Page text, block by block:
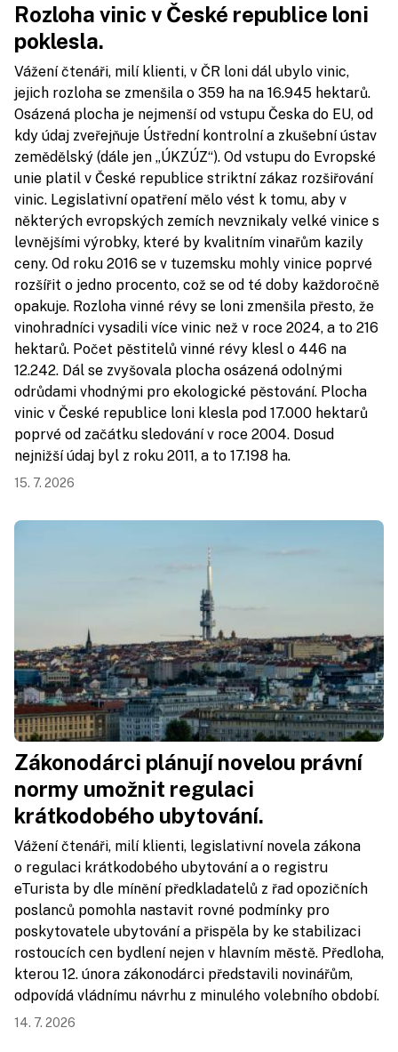
Rozloha vinic v České republice loni
poklesla.
Vážení čtenáři, milí klienti, v ČR loni dál ubylo vinic,
jejich rozloha se zmenšila o 359 ha na 16.945 hektarů.
Osázená plocha je nejmenší od vstupu Česka do EU, od
kdy údaj zveřejňuje Ústřední kontrolní a zkušební ústav
zemědělský (dále jen „ÚKZÚZ“). Od vstupu do Evropské
unie platil v České republice striktní zákaz rozšiřování
vinic. Legislativní opatření mělo vést k tomu, aby v
některých evropských zemích nevznikaly velké vinice s
levnějšími výrobky, které by kvalitním vinařům kazily
ceny. Od roku 2016 se v tuzemsku mohly vinice poprvé
rozšířit o jedno procento, což se od té doby každoročně
opakuje. Rozloha vinné révy se loni zmenšila přesto, že
vinohradníci vysadili více vinic než v roce 2024, a to 216
hektarů. Počet pěstitelů vinné révy klesl o 446 na
12.242. Dál se zvyšovala plocha osázená odolnými
odrůdami vhodnými pro ekologické pěstování. Plocha
vinic v České republice loni klesla pod 17.000 hektarů
poprvé od začátku sledování v roce 2004. Dosud
nejnižší údaj byl z roku 2011, a to 17.198 ha.
15. 7. 2026
Zákonodárci plánují novelou právní
normy umožnit regulaci
krátkodobého ubytování.
Vážení čtenáři, milí klienti, legislativní novela zákona
o regulaci krátkodobého ubytování a o registru
eTurista by dle mínění předkladatelů z řad opozičních
poslanců pomohla nastavit rovné podmínky pro
poskytovatele ubytování a přispěla by ke stabilizaci
rostoucích cen bydlení nejen v hlavním městě. Předloha,
kterou 12. února zákonodárci představili novinářům,
odpovídá vládnímu návrhu z minulého volebního období.
14. 7. 2026